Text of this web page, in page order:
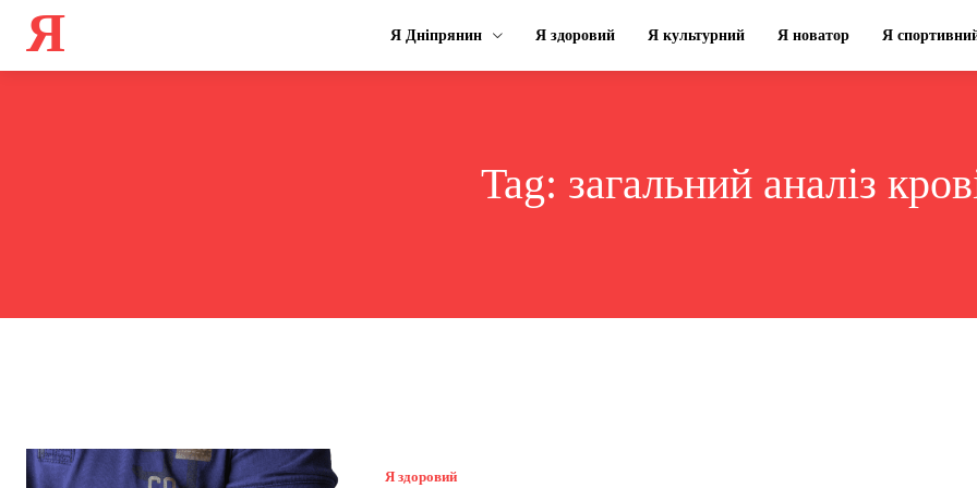
Я Я Дніпрянин Я здоровий Я культурний Я новатор Я
Tag: загальний аналіз
Я здоровий